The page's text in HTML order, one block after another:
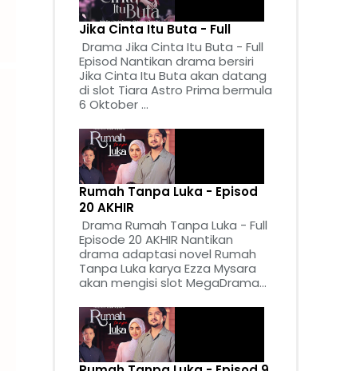
Jika Cinta Itu Buta - Full
Drama Jika Cinta Itu Buta - Full
Episod Nantikan drama bersiri
Jika Cinta Itu Buta akan datang
di slot Tiara Astro Prima bermula
6 Oktober ...
Rumah Tanpa Luka - Episod
20 AKHIR
Drama Rumah Tanpa Luka - Full
Episode 20 AKHIR Nantikan
drama adaptasi novel Rumah
Tanpa Luka karya Ezza Mysara
akan mengisi slot MegaDrama...